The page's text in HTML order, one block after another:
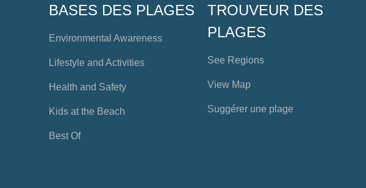
BASES DES PLAGES
Environmental Awareness
Lifestyle and Activities
Health and Safety
Kids at the Beach
Best Of
TROUVEUR DES
PLAGES
See Regions
View Map
Suggérer une plage